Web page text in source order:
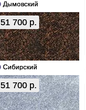
Дымовский
51 700 р.
Сибирский
51 700 р.